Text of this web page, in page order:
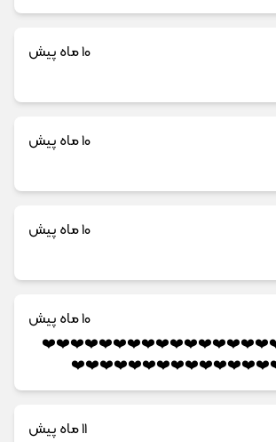
10 ماه پیش
10 ماه پیش
10 ماه پیش
10 ماه پیش
11 ماه پیش